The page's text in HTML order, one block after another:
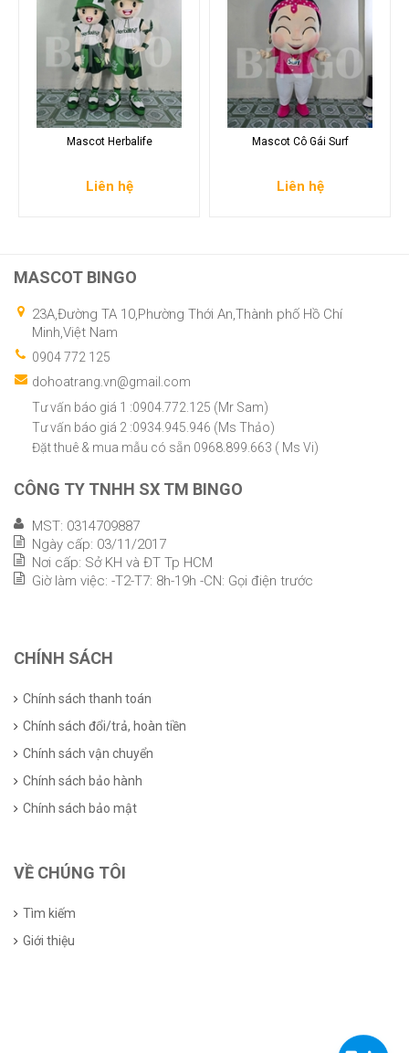
Mascot Herbalife
Liên hệ
Mascot Cô Gái Surf
Liên hệ
MASCOT BINGO
23A,Đường TA 10,Phường Thới An,Thành phố Hồ Chí
Minh,Việt Nam
0904 772 125
dohoatrang.vn@gmail.com
Tư vấn báo giá 1 :0904.772.125 (Mr Sam)
Tư vấn báo giá 2 :0934.945.946 (Ms Thảo)
Đặt thuê & mua mẫu có sẵn 0968.899.663 ( Ms Vi)
CÔNG TY TNHH SX TM BINGO
MST: 0314709887
Ngày cấp: 03/11/2017
Nơi cấp: Sở KH và ĐT Tp HCM
Giờ làm việc: -T2-T7: 8h-19h -CN: Gọi điện trước
CHÍNH SÁCH
Chính sách thanh toán
Chính sách đổi/trả, hoàn tiền
Chính sách vận chuyển
Chính sách bảo hành
Chính sách bảo mật
VỀ CHÚNG TÔI
Tìm kiếm
Giới thiệu